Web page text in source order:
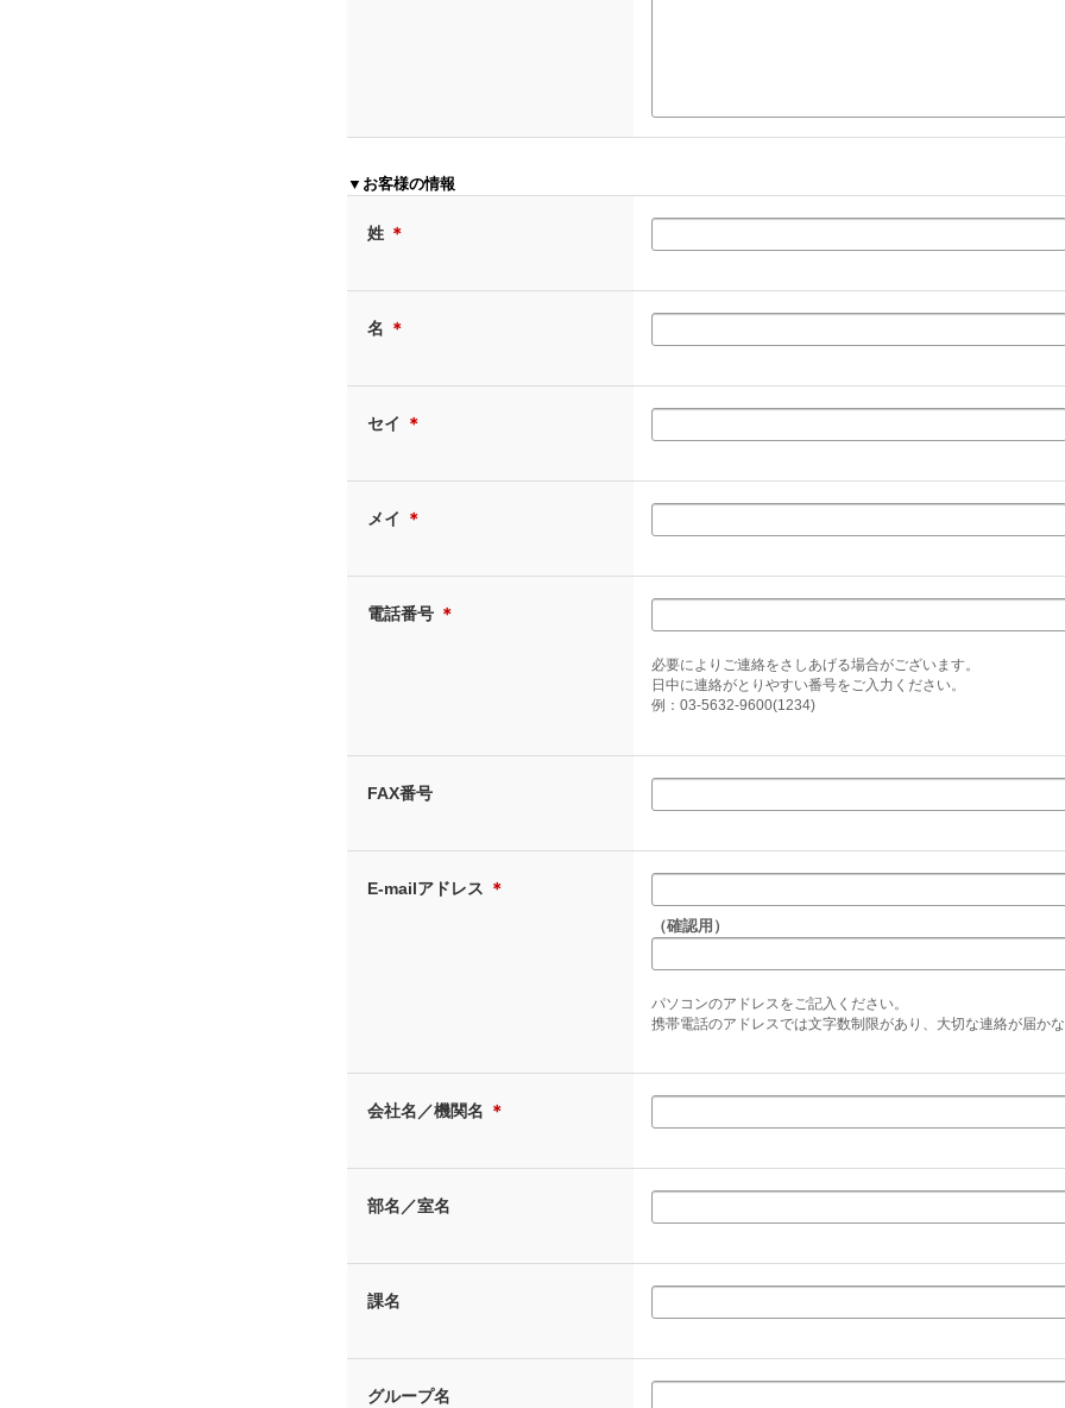
▼お客様の情報
姓 ＊
名 ＊
セイ ＊
メイ ＊
電話番号 ＊
必要によりご連絡をさしあげる場合がございます。
日中に連絡がとりやすい番号をご入力ください。
例：03-5632-9600(1234)
FAX番号
E-mailアドレス ＊
（確認用）
パソコンのアドレスをご記入ください。
携帯電話のアドレスでは文字数制限があり、大切な連絡が届かな
会社名／機関名 ＊
部名／室名
課名
グループ名